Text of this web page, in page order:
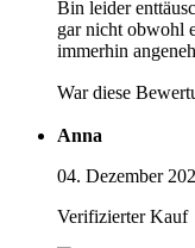
Bin leider
gar nicht obwohl
immerhin
War diese
Anna
04. Dezember
Verifizierter Kauf